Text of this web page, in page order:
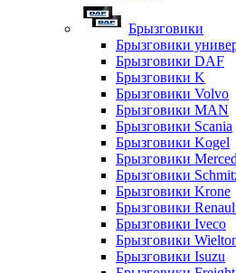
Брызговики
Брызговики
Брызговики DAF
Брызговики K
Брызговики Volvo
Брызговики MAN
Брызговики Scania
Брызговики Kogel
Брызговики
Брызговики
Брызговики Krone
Брызговики
Брызговики Iveco
Брызговики
Брызговики Isuzu